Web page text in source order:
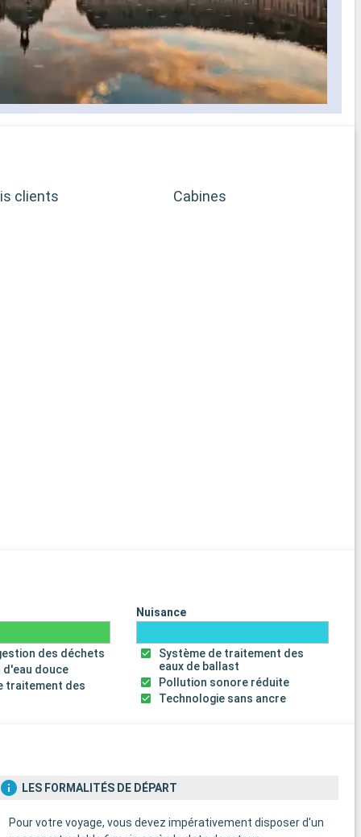
clients Cabines
des déchets
douce
traitement des
Nuisance
Système de traitement des
eaux de ballast
Pollution sonore réduite
Technologie sans ancre
LES FORMALITÉS DE DÉPART
Pour votre voyage, vous devez impérativement disposer d'un